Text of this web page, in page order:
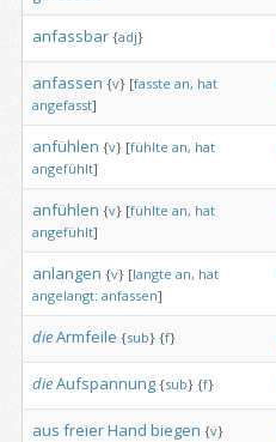
anfassbar {adj}
anfassen {v} [fasste an, hat
angefasst]
anfühlen {v} [fühlte an, hat
angefühlt]
anfühlen {v} [fühlte an, hat
angefühlt]
anlangen {v} [langte an, hat
angelangt: anfassen]
dieArmfeile {sub} {f}
dieAufspannung {sub} {f}
aus freierHand biegen {v}